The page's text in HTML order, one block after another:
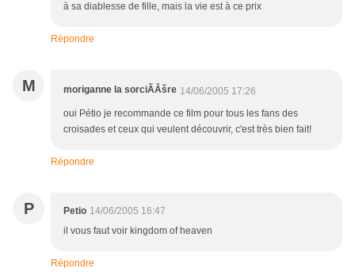
à sa diablesse de fille, mais la vie est à ce prix
Répondre
M moriganne la sorciÃÂšre 14/06/2005 17:26
oui Pétio je recommande ce film pour tous les fans des
croisades et ceux qui veulent découvrir, c'est très bien fait!
Répondre
P Petio 14/06/2005 16:47
il vous faut voir kingdom of heaven
Répondre